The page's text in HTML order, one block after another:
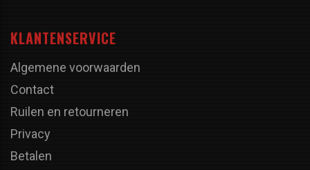
KLANTENSERVICE
Algemene voorwaarden
Contact
Ruilen en retourneren
Privacy
Betalen